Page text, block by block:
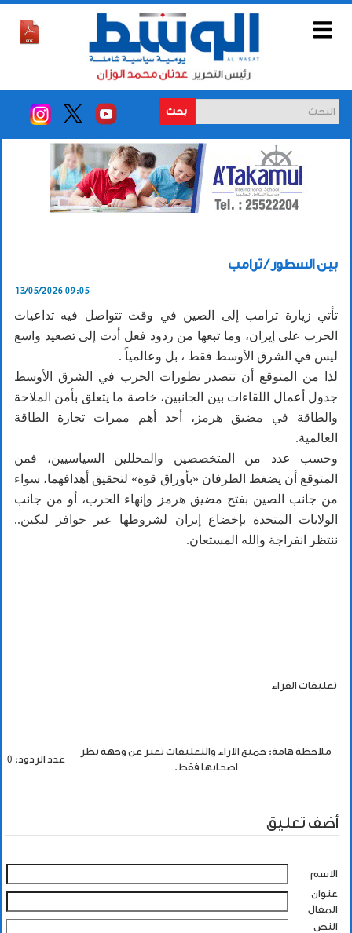
بحث
بين السطور / ترامب
13/05/2026 09:05
تأتي زيارة ترامب إلى الصين في وقت تتواصل فيه تداعيات
الحرب على إيران، وما تبعها من ردود فعل أدت إلى تصعيد واسع
ليس في الشرق الأوسط فقط ، بل وعالمياً .
لذا من المتوقع أن تتصدر تطورات الحرب في الشرق الأوسط
جدول أعمال اللقاءات بين الجانبين، خاصة ما يتعلق بأمن الملاحة
والطاقة في مضيق هرمز، أحد أهم ممرات تجارة الطاقة
العالمية.
وحسب عدد من المتخصصين والمحللين السياسيين، فمن
المتوقع أن يضغط الطرفان «بأوراق قوة» لتحقيق أهدافهما، سواء
من جانب الصين بفتح مضيق هرمز وإنهاء الحرب، أو من جانب
الولايات المتحدة بإخضاع إيران لشروطها عبر حوافز لبكين..
ننتظر انفراجة والله المستعان.
تعليقات القراء
ملاحظة هامة: جميع الاراء والتعليقات تعبر عن وجهة نظر
اصحابها فقط.
عدد الردود: 0
أضف تعليق
الاسم
عنوان
المقال
النص